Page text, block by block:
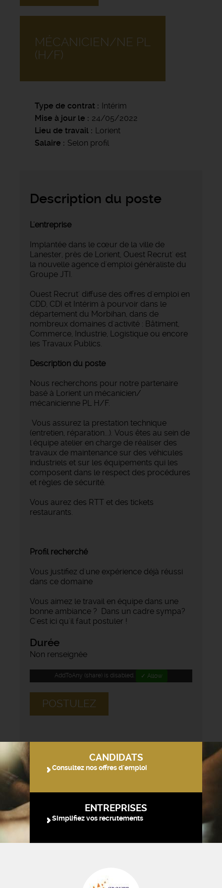
MÉCANICIEN/NE PL
(H/F)
Type de contrat
Intérim
Mise à jour le
24/05/2022
Lieu de travail
Lorient
Salaire
Selon profil
Description du poste
L'entreprise
Implantée dans le cœur de la ville de
Lanester, près de Lorient, Ouest Recrut' est
la nouvelle agence d'emploi généraliste du
Groupe JTI.
Ouest Recrut' diffuse des offres d'emploi en
CDD, CDI et Intérim à pourvoir dans le
département du Morbihan, dans de
nombreux domaines d'activité : Bâtiment,
Commerce, Industrie, Logistique ou encore
les Travaux Publics.
Description du poste
Nous recherchons pour notre partenaire
basé à Lorient un mécanicien/
mécanicienne PL H/F.
Vous assurez la prestation technique
(entretien, réparation...). Vous êtes au sein de
l'équipe atelier en charge de réaliser des
travaux de maintenance sur des véhicules
industriels et sur les équipements qui les
composent dans le respect des procédures
et règles de sécurité.
Vous aurez des RTT et des tickets
restaurants.
Profil recherché
Vous justifiez d'une expérience déjà réussi
dans ce domaine
Vous aimez le travail en équipe dans une
bonne ambiance ? Dans un cadre sympa?
C'est ici qu'il faut postuler !
Durée
Non renseignée
AddToAny (share) is disabled. ✓ Allow
POSTULEZ
CANDIDATS
Consultez nos offres d'emploi
ENTREPRISES
Simplifiez vos recrutements